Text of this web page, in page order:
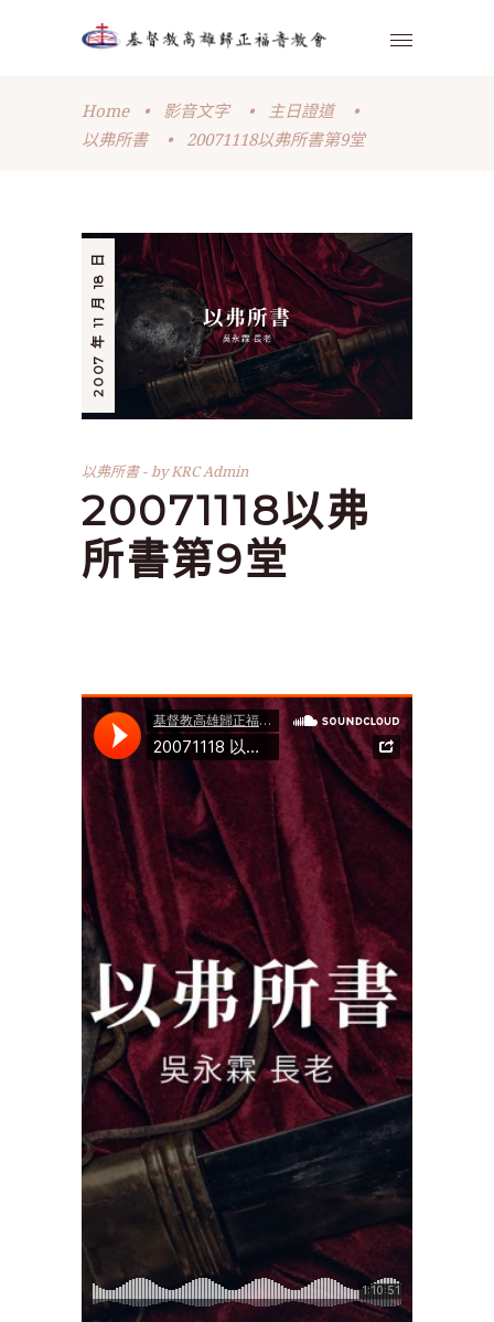
Home • 影音文字 • 主日證道
•
以弗所書
• 20071118以弗所書第9堂
2007 年 11 月 18 日
以弗所書 byKRC Admin
20071118以弗
所書第9堂